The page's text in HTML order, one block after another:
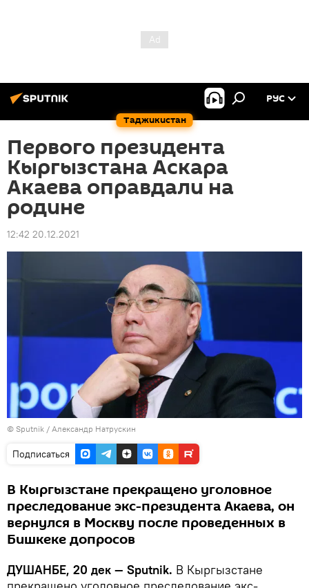
Таджикистан
РУС
Первого президента
Кыргызстана Аскара
Акаева оправдали на
родине
12:42 20.12.2021
© Sputnik / Александр Натрускин
Подписаться
В Кыргызстане прекращено уголовное
преследование экс-президента Акаева, он
вернулся в Москву после проведенных в
Бишкеке допросов
ДУШАНБЕ, 20 дек — Sputnik. В Кыргызстане